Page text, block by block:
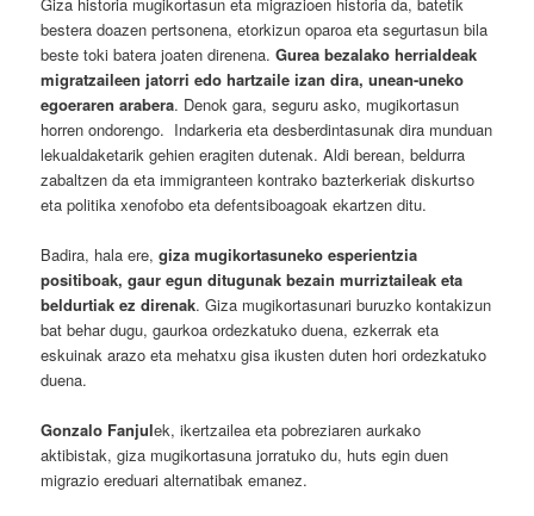
bestera doazen pertsonena, etorkizun oparoa eta segurtasun bila
beste toki batera joaten direnena.Gurea bezalako herrialdeak
migratzaileen jatorri edo hartzaile izan dira, unean-uneko
egoeraren arabera. Denok gara, seguru asko, mugikortasun
horren ondorengo. Indarkeria eta desberdintasunak dira munduan
lekualdaketarik gehien eragiten dutenak. Aldi berean, beldurra
zabaltzen da eta immigranteen kontrako bazterkeriak diskurtso
eta politika xenofobo eta defentsiboagoak ekartzen ditu.
Badira, hala ere,giza mugikortasuneko esperientzia
positiboak, gaur egun ditugunak bezain murriztaileak eta
beldurtiak ez direnak. Giza mugikortasunari buruzko kontakizun
bat behar dugu, gaurkoa ordezkatuko duena, ezkerrak eta
eskuinak arazo eta mehatxu gisa ikusten duten hori ordezkatuko
duena.
Gonzalo Fanjulek, ikertzailea eta pobreziaren aurkako
aktibistak, giza mugikortasuna jorratuko du, huts egin duen
migrazio ereduari alternatibak emanez.